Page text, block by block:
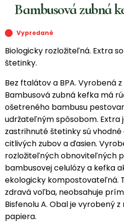
Bambusová zubná
Vypredané
Biologicky rozložiteľná. Extra
štetinky.
Bez ftalátov a BPA. Vyrobená
Bambusová zubná kefka má
ošetreného bambusu
udržateľným spôsobom. Extra
zastrihnuté štetinky sú
citlivých zubov a ďasien.
rozložiteľných obnoviteľných
bambusovej celulózy a kefka
ekologicky kompostovateľná.
zdravá voľba, neobsahuje
Bisfenolu A. Obal je vyrobený
papiera.